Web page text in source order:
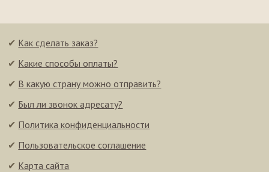
✔ Как сделать заказ?
✔ Какие способы оплаты?
✔ В какую страну можно отправить?
✔ Был ли звонок адресату?
✔ Политика конфиденциальности
✔ Пользовательское соглашение
✔ Карта сайта